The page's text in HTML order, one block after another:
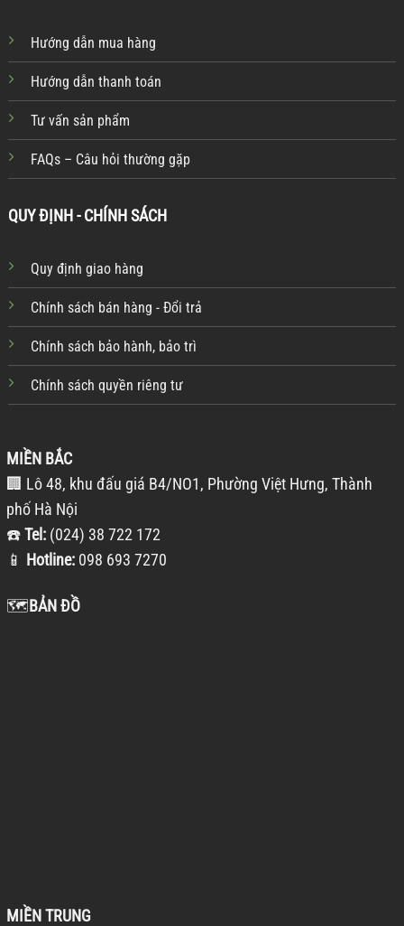
Hướng dẫn mua hàng
Hướng dẫn thanh toán
Tư vấn sản phẩm
FAQs – Câu hỏi thường gặp
QUY ĐỊNH - CHÍNH SÁCH
Quy định giao hàng
Chính sách bán hàng - Đổi trả
Chính sách bảo hành, bảo trì
Chính sách quyền riêng tư
MIỀN BẮC
🏢 Lô 48, khu đấu giá B4/NO1, Phường Việt Hưng, Thành
phố Hà Nội
☎️Tel: (024) 38 722 172
📱 Hotline: 098 693 7270
🗺️BẢN ĐỒ
MIỀN TRUNG